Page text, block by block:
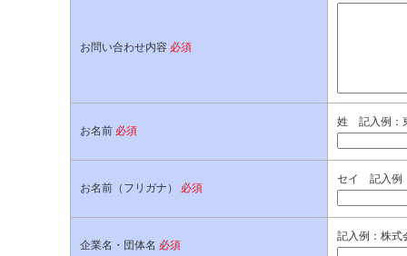
お問い合わせ内容 必須
お名前 必須
姓 記入例：
お名前（フリガナ） 必須
セイ 記入例
企業名・団体名 必須
記入例：株式